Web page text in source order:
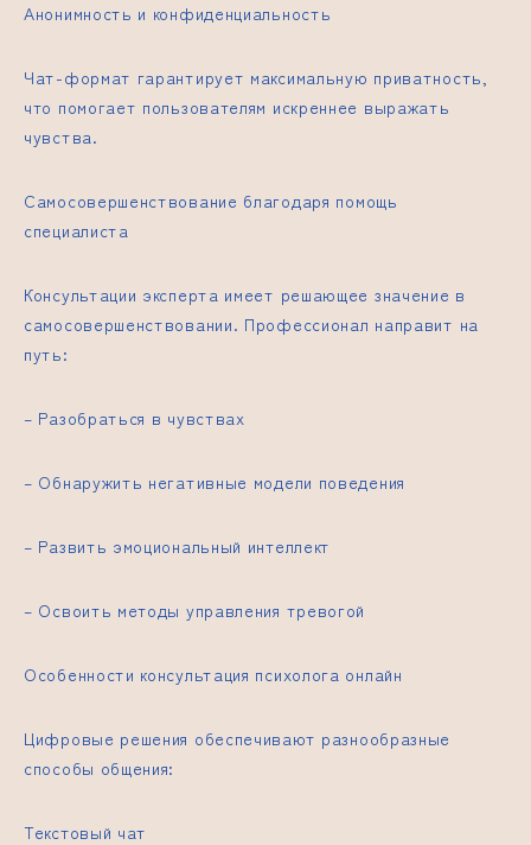
Анонимность и конфиденциальность
Чат-формат гарантирует максимальную приватность,
что помогает пользователям искреннее выражать
чувства.
Самосовершенствование благодаря помощь
специалиста
Консультации эксперта имеет решающее значение в
самосовершенствовании. Профессионал направит на
путь:
– Разобраться в чувствах
– Обнаружить негативные модели поведения
– Развить эмоциональный интеллект
– Освоить методы управления тревогой
Особенности консультация психолога онлайн
Цифровые решения обеспечивают разнообразные
способы общения:
Текстовый чат